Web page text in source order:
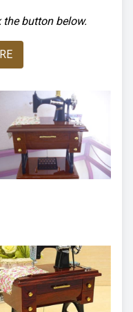
button below.